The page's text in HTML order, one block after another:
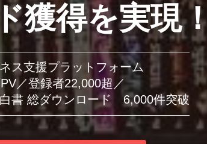
獲得を実現！
ス支援プラットフォーム
／登録者22,000超／
書 総ダウンロード 6,000件突破